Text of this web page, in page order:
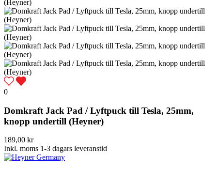
0
Domkraft Jack Pad / Lyftpuck till Tesla, 25mm,
knopp undertill (Heyner)
189,00 kr
Inkl. moms 1-3 dagars leveranstid